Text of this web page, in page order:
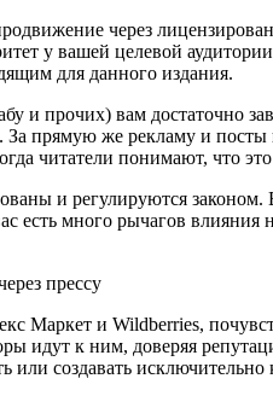
через
у вашей целевой
для данного издания.
и прочих) вам достаточно
За прямую же рекламу и
читатели понимают, что
и регулируются законом.
много рычагов влияния
прессу
Маркет и Wildberries,
идут к ним, доверяя
создавать исключительно